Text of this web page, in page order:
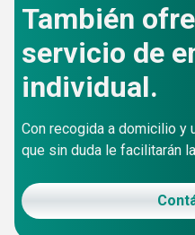
También
servicio de
individual.
Con recogida a domicilio y
que sin duda le facilitarán